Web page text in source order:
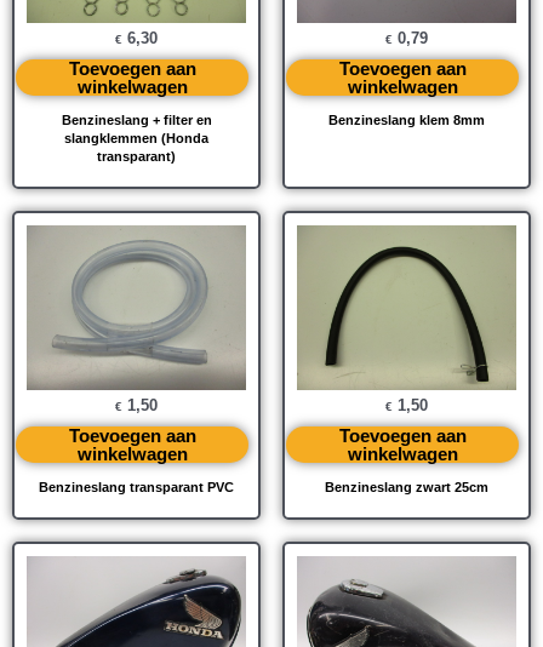
Benzineslang + filter en
slangklemmen (Honda
transparant)
€ 6,30
Toevoegen aan
winkelwagen
Benzineslang klem 8mm
€ 0,79
Toevoegen aan
winkelwagen
Benzineslang transparant PVC
€ 1,50
Toevoegen aan
winkelwagen
Benzineslang zwart 25cm
€ 1,50
Toevoegen aan
winkelwagen